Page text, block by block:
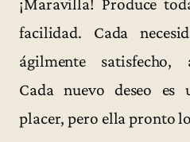
facilidad. Cada
ágilmente satisfecho,
Cada nuevo deseo es
placer, pero ella pronto